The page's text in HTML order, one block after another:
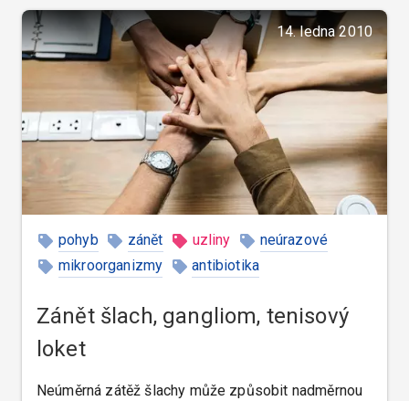
14. ledna 2010
pohyb zánět uzliny
neúrazové
mikroorganizmy
antibiotika
Zánět šlach, gangliom, tenisový
loket
Neúměrná zátěž šlachy může způsobit nadměrnou